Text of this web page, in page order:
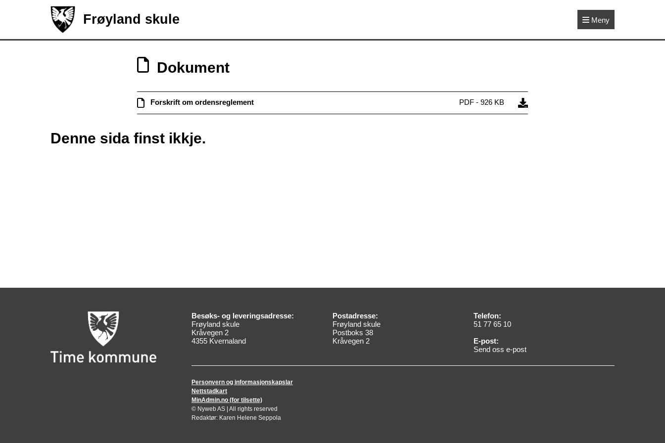
Frøyland skule Meny
Dokument
Forskrift om ordensreglement PDF - 926 KB
Denne sida finst ikkje.
Besøks- og leveringsadresse:
Frøyland skule
Kråvegen 2
4355 Kvernaland
Postadresse:
Frøyland skule
Postboks 38
Kråvegen 2
Telefon:
51 77 65 10
E-post:
Send oss e-post
Personvern og informasjonskapslar
Nettstadkart
MinAdmin.no (for tilsette)
© Nyweb AS | All rights reserved
Redaktør: Karen Helene Seppola